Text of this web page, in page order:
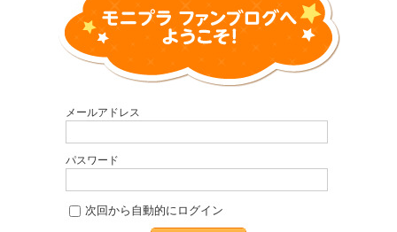
メールアドレス
パスワード
次回から自動的にログイン